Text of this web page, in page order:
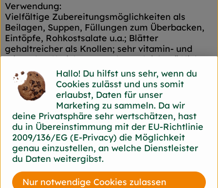
Verwendung:
Vielfältige Zubereitungsmöglichkeiten als
Beilagen, Suppen, Füllungen zum Überbacken,
Eintöpfe, Rohkostsalate u.a.; Blätter
gehaltreicher als Knollen; sehr vitamin- und
mineralstoffreich; angenehmer, leicht süßlicher,
etwas nußartiger Geschmack
Lagerung:
Etwa eine Woche gekühlt haltbar, Knollen ohne
Laub halten sich besser. Spezielle Lagersorten
eignen sich für die Überwinterung und sind
mehrere Monate lagerfähig.
Produktinformationen
Hallo! Du hilfst uns sehr, wenn du
Cookies zulässt und uns somit
erlaubst, Daten für unser
Marketing zu sammeln. Da wir
deine Privatsphäre sehr wertschätzen, hast
du in Übereinstimmung mit der EU-Richtlinie
2009/136/EG (E-Privacy) die Möglichkeit
genau einzustellen, an welche Dienstleister
du Daten weitergibst.
Nur notwendige Cookies zulassen